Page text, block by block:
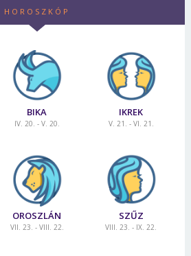
HOROSZKÓP
BIKA
IV. 20. - V. 20.
IKREK
V. 21. - VI. 21.
OROSZLÁN
VII. 23. - VIII. 22.
SZŰZ
VIII. 23. - IX. 22.